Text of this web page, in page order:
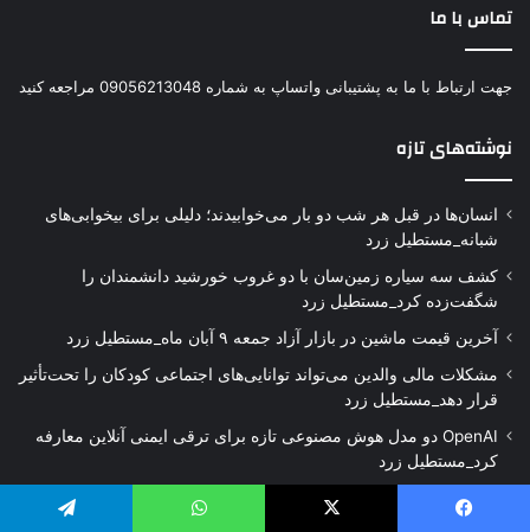
تماس با ما
جهت ارتباط با ما به پشتیبانی واتساپ به شماره 09056213048 مراجعه کنید
نوشته‌های تازه
انسان‌ها در قبل هر شب دو بار می‌خوابیدند؛ دلیلی برای بیخوابی‌های
شبانه_مستطیل زرد
کشف سه سیاره زمین‌سان با دو غروب خورشید دانشمندان را
شگفت‌زده کرد_مستطیل زرد
آخرین قیمت ماشین در بازار آزاد جمعه ۹ آبان ماه_مستطیل زرد
مشکلات مالی والدین می‌تواند توانایی‌های اجتماعی کودکان را تحت‌تأثیر
قرار دهد_مستطیل زرد
OpenAI دو مدل هوش مصنوعی تازه برای ترقی ایمنی آنلاین معارفه
کرد_مستطیل زرد
لینک های مفید